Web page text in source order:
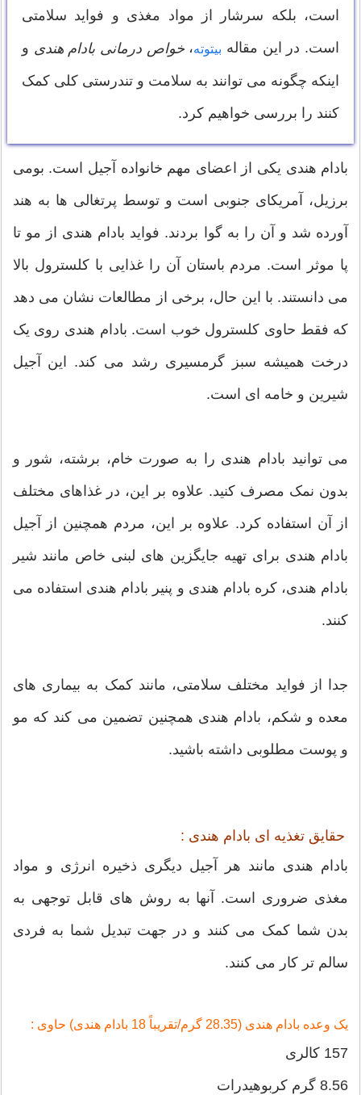
است، بلکه سرشار از مواد مغذی و فواید سلامتی
است. در این مقاله بیتوته،خواص درمانی بادام هندی و
اینکه چگونه می توانند به سلامت و تندرستی کلی کمک
کنند را بررسی خواهیم کرد.
بادام هندی یکی از اعضای مهم خانواده آجیل است. بومی
برزیل، آمریکای جنوبی است و توسط پرتغالی ها به هند
آورده شد و آن را به گوا بردند. فواید بادام هندی از مو تا
پا موثر است. مردم باستان آن را غذایی با کلسترول بالا
می دانستند. با این حال، برخی از مطالعات نشان می دهد
که فقط حاوی کلسترول خوب است. بادام هندی روی یک
درخت همیشه سبز گرمسیری رشد می کند. این آجیل
شیرین و خامه ای است.
می توانید بادام هندی را به صورت خام، برشته، شور و
بدون نمک مصرف کنید. علاوه بر این، در غذاهای مختلف
از آن استفاده کرد. علاوه بر این، مردم همچنین از آجیل
بادام هندی برای تهیه جایگزین های لبنی خاص مانند شیر
بادام هندی، کره بادام هندی و پنیر بادام هندی استفاده می
کنند.
جدا از فواید مختلف سلامتی، مانند کمک به بیماری های
معده و شکم، بادام هندی همچنین تضمین می کند که مو
و پوست مطلوبی داشته باشید.
حقایق تغذیه ای بادام هندی :
بادام هندی مانند هر آجیل دیگری ذخیره انرژی و مواد
مغذی ضروری است. آنها به روش های قابل توجهی به
بدن شما کمک می کنند و در جهت تبدیل شما به فردی
سالم تر کار می کنند.
یک وعده بادام هندی (28.35 گرم/تقریباً 18 بادام هندی) حاوی :
157 کالری
8.56 گرم کربوهیدرات